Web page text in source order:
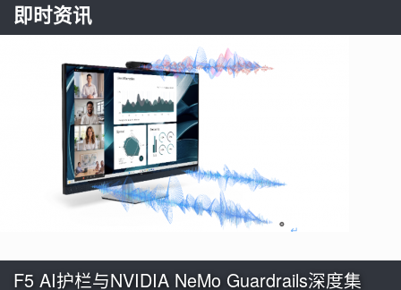
即时资讯
F5 AI护栏与NVIDIA NeMo Guardrails深度集